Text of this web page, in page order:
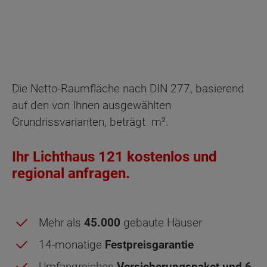
Die Netto-Raumfläche nach DIN 277, basierend
auf den von Ihnen ausgewählten
Grundrissvarianten, beträgt m².
Ihr Lichthaus 121 kostenlos und
regional anfragen.
Mehr als 45.000 gebaute Häuser
14-monatige Festpreisgarantie